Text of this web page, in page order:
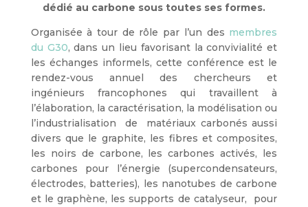
dédié au carbone sous toutes ses formes.
Organisée à tour de rôle par l’un des membres
du G30, dans un lieu favorisant la convivialité et
les échanges informels, cette conférence est le
rendez-vous annuel des chercheurs et
ingénieurs francophones qui travaillent à
l’élaboration, la caractérisation, la modélisation ou
l’industrialisation de matériaux carbonés aussi
divers que le graphite, les fibres et composites,
les noirs de carbone, les carbones activés, les
carbones pour l’énergie (supercondensateurs,
électrodes, batteries), les nanotubes de carbone
et le graphène, les supports de catalyseur, pour